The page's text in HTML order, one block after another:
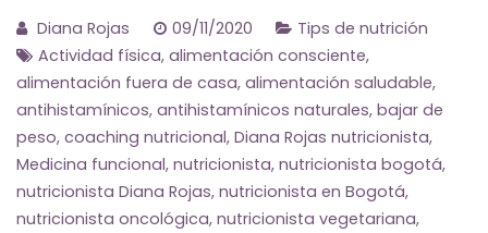
Diana Rojas 09/11/2020
Tips de nutrición
Actividad física, alimentación consciente,
alimentación fuera de casa, alimentación saludable,
antihistamínicos, antihistamínicos naturales, bajar de
peso, coaching nutricional, Diana Rojas nutricionista,
Medicina funcional, nutricionista, nutricionista bogotá,
nutricionista Diana Rojas, nutricionista en Bogotá,
nutricionista oncológica, nutricionista vegetariana,